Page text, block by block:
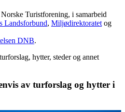
Turistforening, i samarbeid
Landsforbund, Miljødirektoratet og
DNB.
hytter, steder og annet
av turforslag og hytter i